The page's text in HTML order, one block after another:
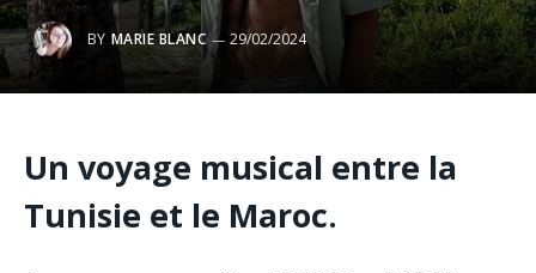
BY MARIE BLANC 29/02/2024
Un voyage musical entre la
Tunisie et le Maroc.